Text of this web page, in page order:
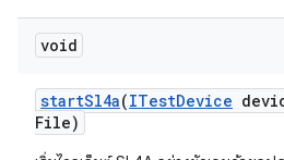
void
startSl4a(ITestDevice
File)